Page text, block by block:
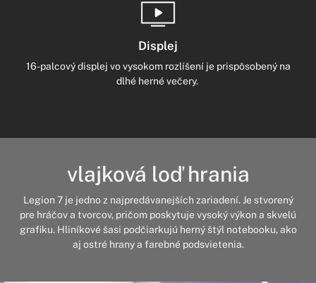
Displej
16-palcový displej vo vysokom rozlíšení je prispôsobený na
dlhé herné večery.
vlajková loď hrania
Legion 7 je jedno z najpredávanejších zariadení. Je stvorený
pre hráčov a tvorcov, pričom poskytuje vysoký výkon a skvelú
grafiku. Hliníkové šasi podčiarkujú herný štýl notebooku, ako
aj ostré hrany a farebné podsvietenia.